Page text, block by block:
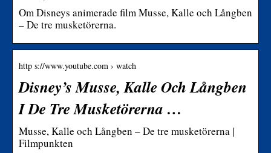
Om Disneys animerade film Musse, Kalle och Långben
– De tre musketörerna.
http s://www.youtube.com › watch
Disney’s Musse, Kalle Och Långben
I De Tre Musketörerna …
Musse, Kalle och Långben – De tre musketörerna |
Filmpunkten